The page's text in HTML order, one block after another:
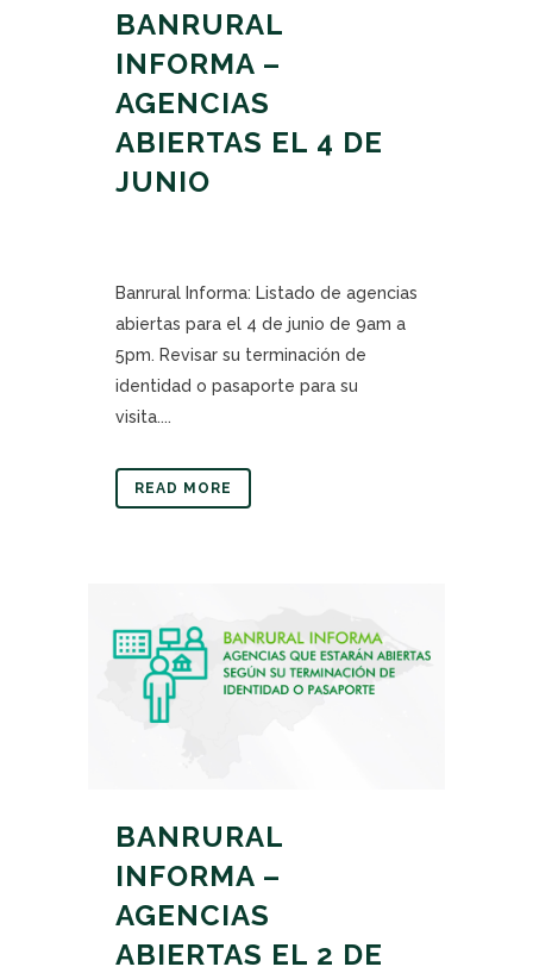
BANRURAL
INFORMA –
AGENCIAS
ABIERTAS EL 4 DE
JUNIO
Banrural Informa: Listado de agencias
abiertas para el 4 de junio de 9am a
5pm. Revisar su terminación de
identidad o pasaporte para su
visita....
READ MORE
BANRURAL
INFORMA –
AGENCIAS
ABIERTAS EL 2 DE